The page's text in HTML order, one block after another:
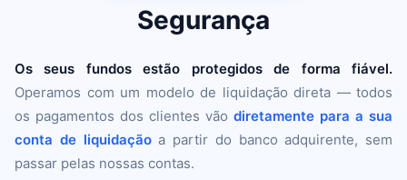
Segurança
Os seus fundos estão protegidos de forma fiável.
Operamos com um modelo de liquidação direta — todos
os pagamentos dos clientes vão diretamente para a sua
conta de liquidaçãoa partir do banco adquirente, sem
passar pelas nossas contas.